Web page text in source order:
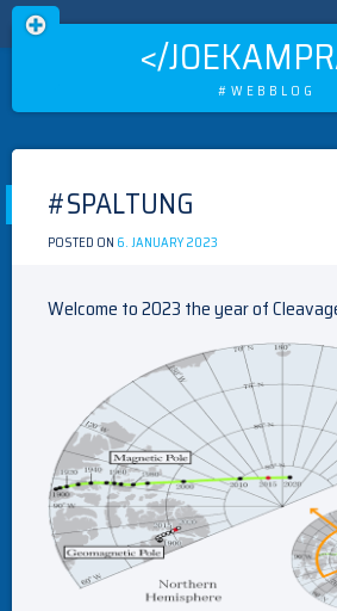
</
#WEBBLOG
Skip
to
content#SPALTUNG
POSTED ON 6. JANUARY 2023
Welcome to 2023 the year of